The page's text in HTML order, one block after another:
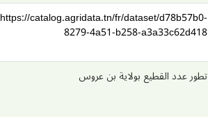
https://catalog.agridata.tn/fr/dataset/d78b57b0-
8279-4a51-b258-a3a33c62d418
تطور عدد القطيع بولاية بن عروس